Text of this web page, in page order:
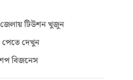
টিউশন খুজুন
পেতে দেখুন
বিজনেস